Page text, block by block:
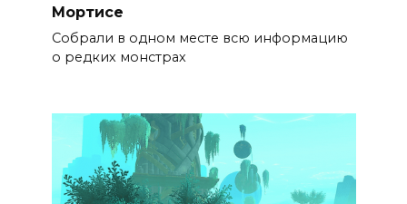
Мортисе
Собрали в одном месте всю информацию
о редких монстрах